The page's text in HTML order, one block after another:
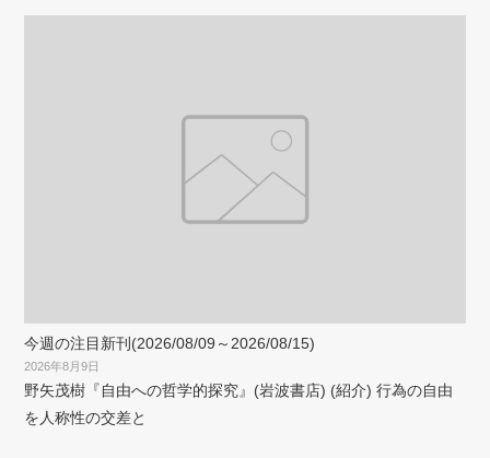
今週の注目新刊(2026/08/09～2026/08/15)
2026年8月9日
野矢茂樹『自由への哲学的探究』(岩波書店) (紹介) 行為の自由
を人称性の交差と